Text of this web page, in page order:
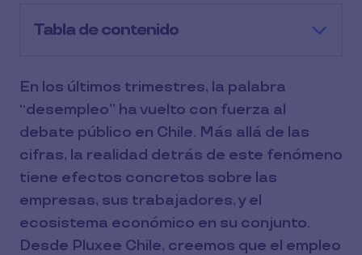
Tabla de contenido
En los últimos trimestres, la palabra
“desempleo” ha vuelto con fuerza al
debate público en Chile. Más allá de las
cifras, la realidad detrás de este fenómeno
tiene efectos concretos sobre las
empresas, sus trabajadores, y el
ecosistema económico en su conjunto.
Desde Pluxee Chile, creemos que el empleo